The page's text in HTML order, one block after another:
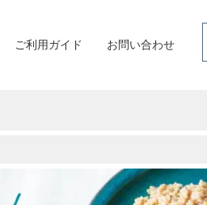
ご利用ガイド お問い合わせ